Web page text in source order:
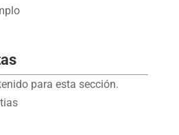
para esta sección.